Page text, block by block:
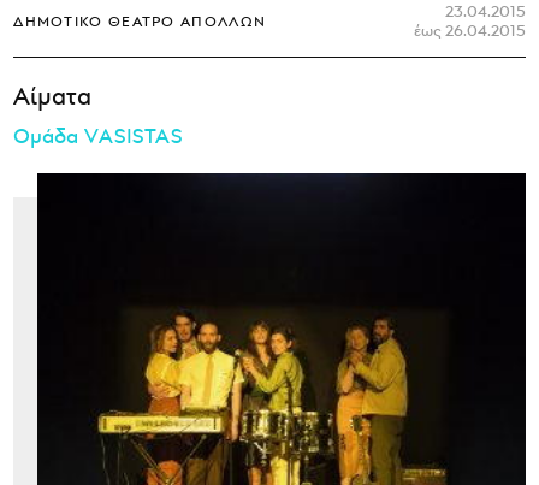
23.04.2015
έως 26.04.2015
ΔΗΜΟΤΙΚΌ ΘΈΑΤΡΟ ΑΠΌΛΛΩΝ
Αίματα
Ομάδα VASISTAS